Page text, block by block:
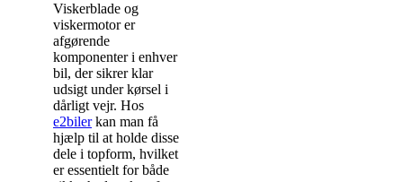
Viskerblade og
viskermotor er
afgørende
komponenter i enhver
bil, der sikrer klar
udsigt under kørsel i
dårligt vejr. Hos
e2bilerkan man få
hjælp til at holde disse
dele i topform, hvilket
er essentielt for både